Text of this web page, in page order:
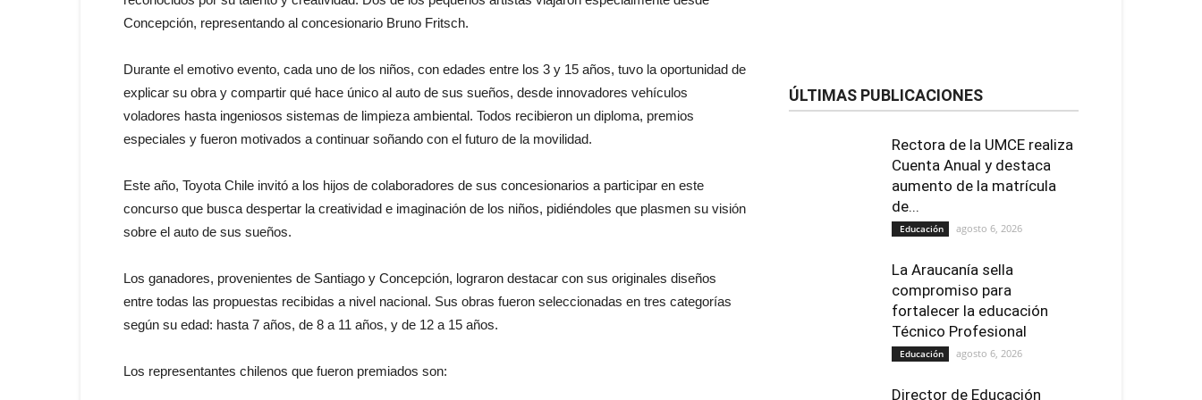
Concepción, representando al concesionario Bruno Fritsch.
Durante el emotivo evento, cada uno de los niños, con edades entre los 3 y 15 años, tuvo la oportunidad de
explicar su obra y compartir qué hace único al auto de sus sueños, desde innovadores vehículos
voladores hasta ingeniosos sistemas de limpieza ambiental. Todos recibieron un diploma, premios
especiales y fueron motivados a continuar soñando con el futuro de la movilidad.
Este año, Toyota Chile invitó a los hijos de colaboradores de sus concesionarios a participar en este
concurso que busca despertar la creatividad e imaginación de los niños, pidiéndoles que plasmen su visión
sobre el auto de sus sueños.
Los ganadores, provenientes de Santiago y Concepción, lograron destacar con sus originales diseños
entre todas las propuestas recibidas a nivel nacional. Sus obras fueron seleccionadas en tres categorías
según su edad: hasta 7 años, de 8 a 11 años, y de 12 a 15 años.
Los representantes chilenos que fueron premiados son:
ÚLTIMAS PUBLICACIONES
Rectora de la UMCE realiza
Cuenta Anual y destaca
aumento de la matrícula
de...
Educación agosto 6, 2026
La Araucanía sella
compromiso para
fortalecer la educación
Técnico Profesional
Educación agosto 6, 2026
Director de Educación